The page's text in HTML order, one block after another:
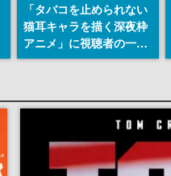
「タバコを止められない
猫耳キャラを描く深夜枠
アニメ」に視聴者の一部
から批判意見。違法薬物
す